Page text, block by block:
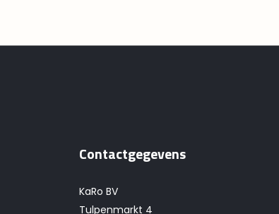
Contactgegevens
KaRo BV
Tulpenmarkt 4